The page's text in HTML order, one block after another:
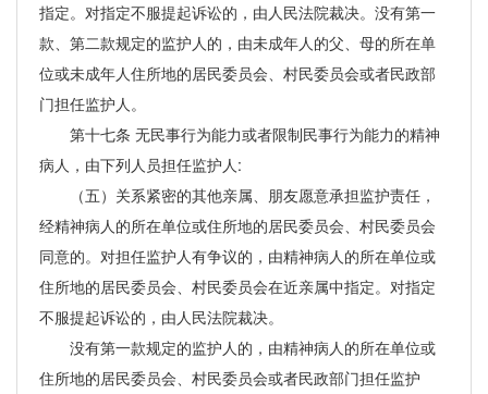
指定。对指定不服提起诉讼的，由人民法院裁决。没有第一
款、第二款规定的监护人的，由未成年人的父、母的所在单
位或未成年人住所地的居民委员会、村民委员会或者民政部
门担任监护人。
第十七条 无民事行为能力或者限制民事行为能力的精神
病人，由下列人员担任监护人:
（五）关系紧密的其他亲属、朋友愿意承担监护责任，
经精神病人的所在单位或住所地的居民委员会、村民委员会
同意的。对担任监护人有争议的，由精神病人的所在单位或
住所地的居民委员会、村民委员会在近亲属中指定。对指定
不服提起诉讼的，由人民法院裁决。
没有第一款规定的监护人的，由精神病人的所在单位或
住所地的居民委员会、村民委员会或者民政部门担任监护